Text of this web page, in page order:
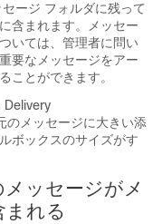
ージ フォルダに残って
含まれます。メッセー
いては、管理者に問い
要なメッセージをアー
ことができます。
Delivery
のメッセージに大きい添
ボックスのサイズがす
ッセージがメ
まれる